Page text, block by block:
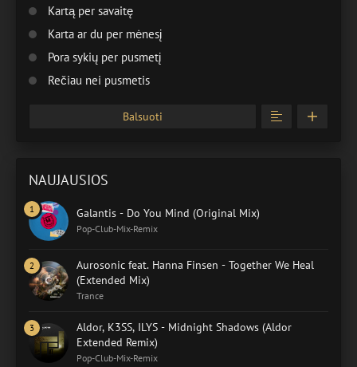
Kartą per savaitę
Karta ar du per mėnesį
Pora sykių per pusmetį
Rečiau nei pusmetis
Balsuoti
NAUJAUSIOS
Galantis - Do You Mind (Original Mix)
Pop-Club-Mix-Remix
Aurosonic feat. Hanna Finsen - Together We Heal
(Extended Mix)
Trance
Aldor, K3SS, ILYS - Midnight Shadows (Aldor
Extended Remix)
Pop-Club-Mix-Remix